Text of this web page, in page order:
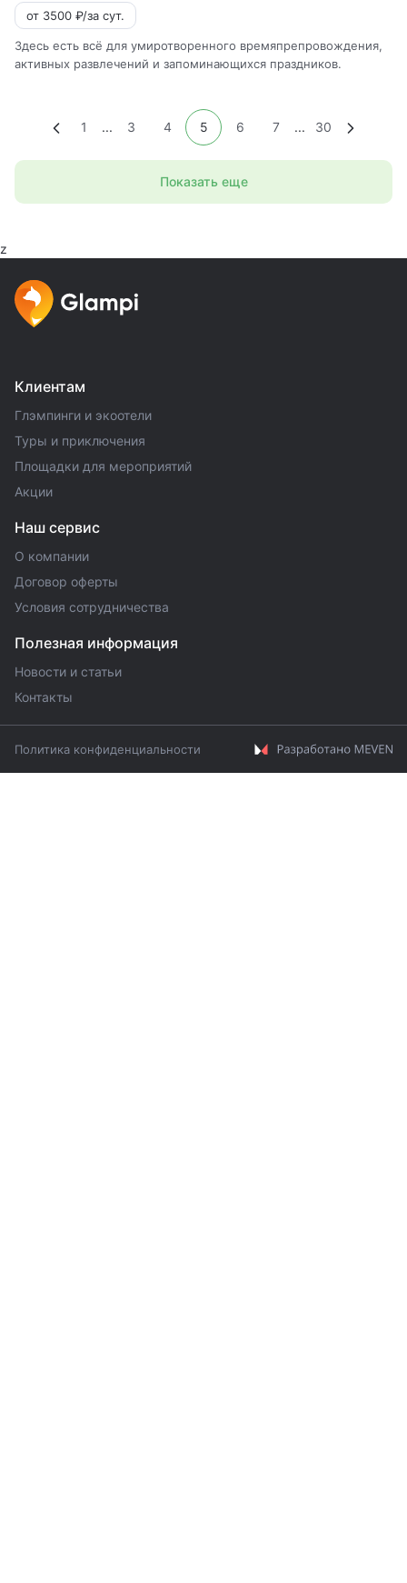
от 3500 ₽/за сут.
Здесь есть всё для умиротворенного времяпрепровождения,
активных развлечений и запоминающихся праздников.
1 ... 3 4 5 6 7 ... 30
Показать еще
z
Клиентам
Глэмпинги и экоотели
Туры и приключения
Площадки для мероприятий
Акции
Наш сервис
О компании
Договор оферты
Условия сотрудничества
Полезная информация
Новости и статьи
Контакты
Политика конфиденциальности